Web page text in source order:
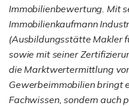
Immobilienbewertung. Mit
Immobilienkaufmann
(Ausbildungsstätte Makler
sowie mit seiner
die Marktwertermittlung
Gewerbeimmobilien bringt
Fachwissen, sondern auch